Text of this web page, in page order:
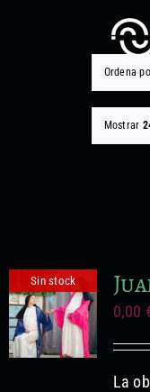
Contacto
Equipo
Ordena
Mostrar
Sin stock
0,00
La